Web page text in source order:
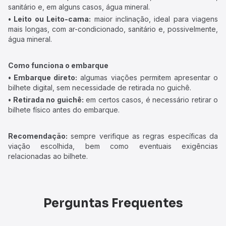
sanitário e, em alguns casos, água mineral.
• Leito ou Leito-cama: maior inclinação, ideal para viagens
mais longas, com ar-condicionado, sanitário e, possivelmente,
água mineral.
Como funciona o embarque
• Embarque direto: algumas viações permitem apresentar o
bilhete digital, sem necessidade de retirada no guichê.
• Retirada no guichê: em certos casos, é necessário retirar o
bilhete físico antes do embarque.
Recomendação: sempre verifique as regras específicas da
viação escolhida, bem como eventuais exigências
relacionadas ao bilhete.
Perguntas Frequentes